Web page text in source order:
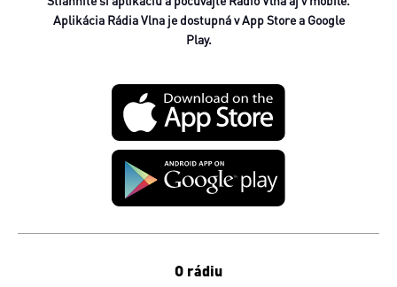
Aplikácia Rádia Vlna je dostupná v App Store a Google
Play.
O rádiu